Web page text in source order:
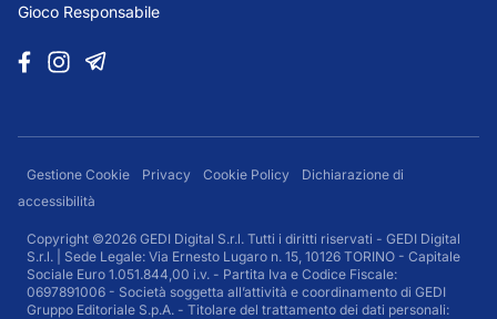
Gioco Responsabile
Gestione Cookie Privacy Cookie Policy
Dichiarazione di
accessibilità
Copyright ©2026 GEDI Digital S.r.l. Tutti i diritti riservati - GEDI Digital
S.r.l. | Sede Legale: Via Ernesto Lugaro n. 15, 10126 TORINO - Capitale
Sociale Euro 1.051.844,00 i.v. - Partita Iva e Codice Fiscale:
0697891006 - Società soggetta all’attività e coordinamento di GEDI
Gruppo Editoriale S.p.A. - Titolare del trattamento dei dati personali: